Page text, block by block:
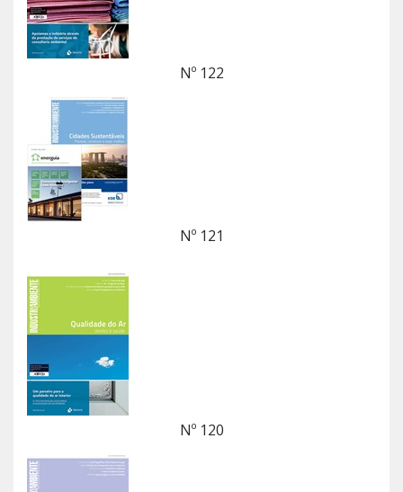
Nº 122
Nº 121
Nº 120